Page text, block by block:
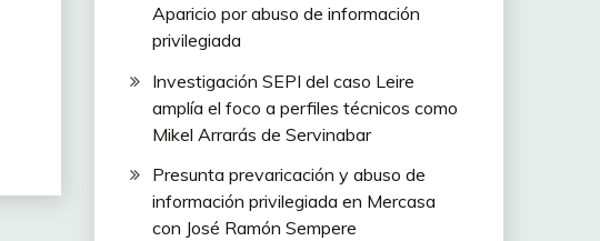
Aparicio por abuso de información
privilegiada
Investigación SEPI del caso Leire
amplía el foco a perfiles técnicos como
Mikel Arrarás de Servinabar
Presunta prevaricación y abuso de
información privilegiada en Mercasa
con José Ramón Sempere